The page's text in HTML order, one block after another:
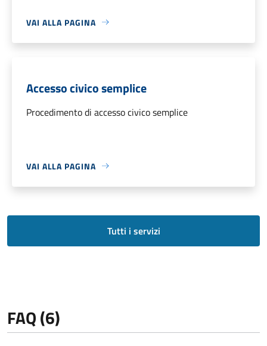
VAI ALLA PAGINA
Accesso civico semplice
Procedimento di accesso civico semplice
VAI ALLA PAGINA
Tutti i servizi
FAQ (6)